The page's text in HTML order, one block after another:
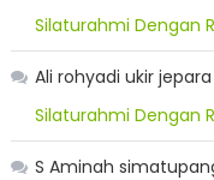
Silaturahmi Dengan
Ali rohyadi ukir jepara
Silaturahmi Dengan
S Aminah